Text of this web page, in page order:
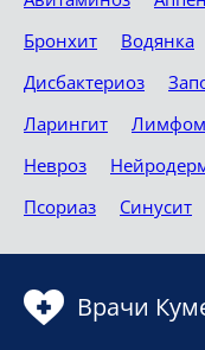
Бронхит
Водянка
Дисбактериоз
Ларингит
Невроз
Псориаз
Синусит
Врачи